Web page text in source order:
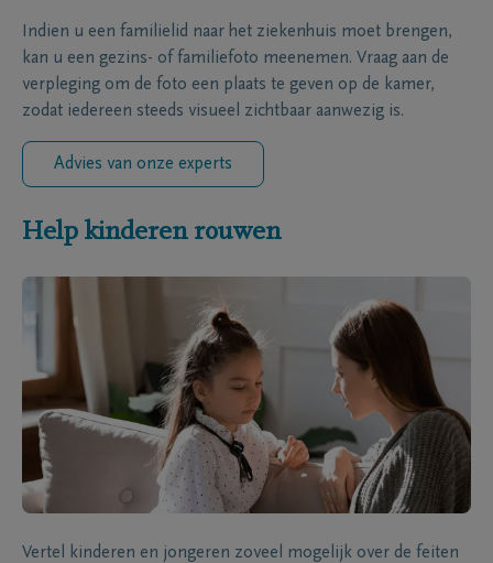
Indien u een familielid naar het ziekenhuis moet brengen,
kan u een gezins- of familiefoto meenemen. Vraag aan de
verpleging om de foto een plaats te geven op de kamer,
zodat iedereen steeds visueel zichtbaar aanwezig is.
Advies van onze experts
Help kinderen rouwen
Vertel kinderen en jongeren zoveel mogelijk over de feiten